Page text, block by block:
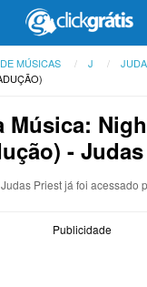
MÚSICAS J
Música:
-
Priest já foi acessado
Publicidade